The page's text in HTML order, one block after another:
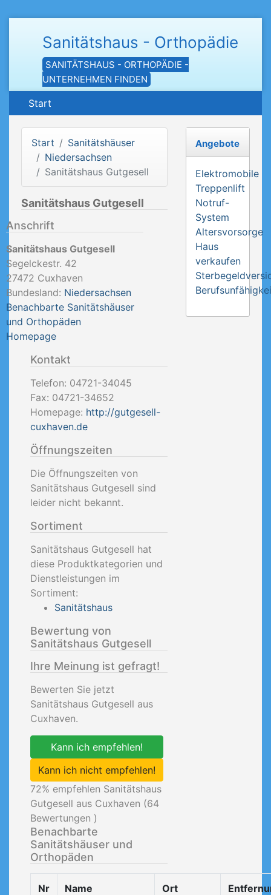
Sanitätshaus - Orthopädie
SANITÄTSHAUS - ORTHOPÄDIE -
UNTERNEHMEN FINDEN
Start
Start
Sanitätshäuser
Niedersachsen
Sanitätshaus Gutgesell
Sanitätshaus Gutgesell
Anschrift
Sanitätshaus Gutgesell
Segelckestr. 42
27472 Cuxhaven
Bundesland: Niedersachsen
Benachbarte Sanitätshäuser
und Orthopäden
Homepage
Kontakt
Telefon: 04721-34045
Fax: 04721-34652
Homepage: http://gutgesell-
cuxhaven.de
Öffnungszeiten
Die Öffnungszeiten von
Sanitätshaus Gutgesell sind
leider nicht bekannt.
Sortiment
Sanitätshaus Gutgesell hat
diese Produktkategorien und
Dienstleistungen im
Sortiment:
Sanitätshaus
Bewertung von
Sanitätshaus Gutgesell
Ihre Meinung ist gefragt!
Bewerten Sie jetzt
Sanitätshaus Gutgesell aus
Cuxhaven.
Kann ich empfehlen!
Kann ich nicht empfehlen!
72% empfehlen Sanitätshaus
Gutgesell aus Cuxhaven (64
Bewertungen )
Benachbarte
Sanitätshäuser und
Orthopäden
Nr Name Ort
Angebote
Elektromobile
Treppenlift
Notruf-
System
Altersvorsorge
Haus
verkaufen